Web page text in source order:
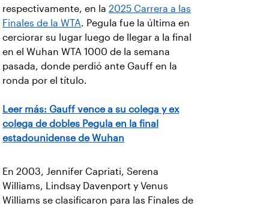
respectivamente, en la 2025 Carrera a las
Finales de la WTA. Pegula fue la última en
cerciorar su lugar luego de llegar a la final
en el Wuhan WTA 1000 de la semana
pasada, donde perdió ante Gauff en la
ronda por el título.
Leer más: Gauff vence a su colega y ex
colega de dobles Pegula en la final
estadounidense de Wuhan
En 2003, Jennifer Capriati, Serena
Williams, Lindsay Davenport y Venus
Williams se clasificaron para las Finales de